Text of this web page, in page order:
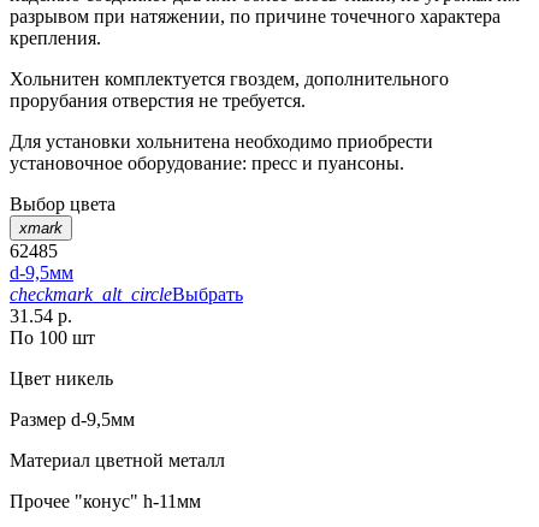
разрывом при натяжении, по причине точечного характера
крепления.
Хольнитен комплектуется гвоздем, дополнительного
прорубания отверстия не требуется.
Для установки хольнитена необходимо приобрести
установочное оборудование: пресс и пуансоны.
Выбор цвета
xmark
62485
d-9,5мм
checkmark_alt_circleВыбрать
31.54 р.
По 100 шт
Цвет никель
Размер d-9,5мм
Материал цветной металл
Прочее "конус" h-11мм